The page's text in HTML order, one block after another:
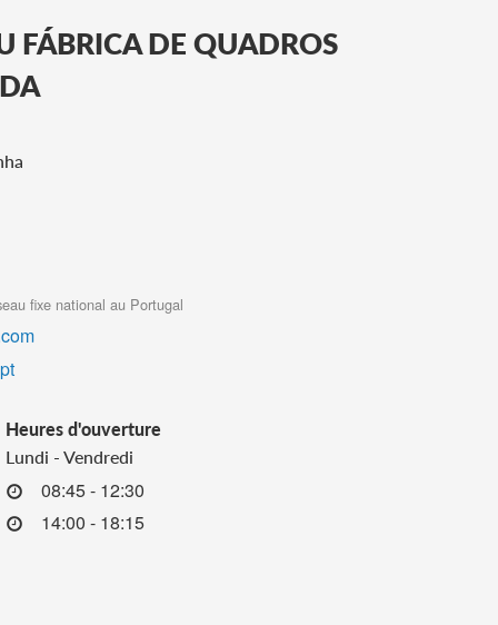
FÁBRICA DE QUADROS
fixe national au Portugal
Heures d'ouverture
Lundi - Vendredi
08:45 - 12:30
14:00 - 18:15